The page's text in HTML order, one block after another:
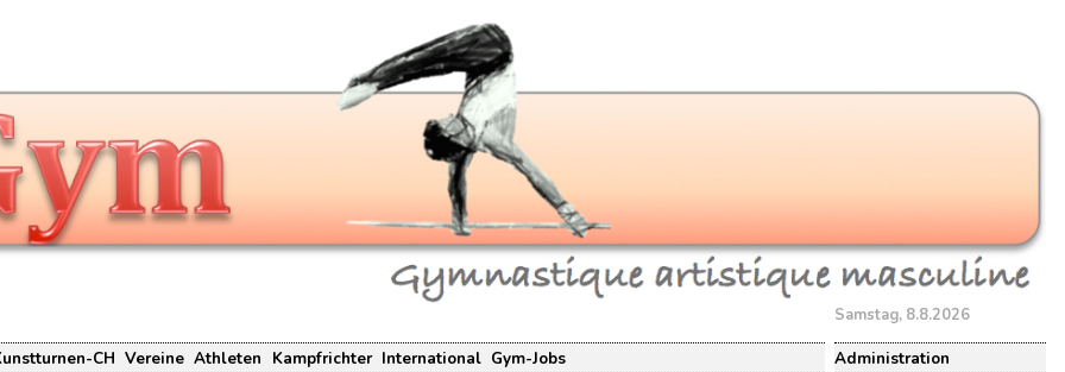
Samstag, 8.8.2026
CH Vereine Athleten Kampfrichter International Gym-Jobs Administration